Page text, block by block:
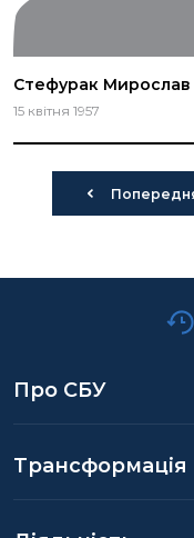
Стефурак
15 квітня 1957
Про СБУ
Трансформація